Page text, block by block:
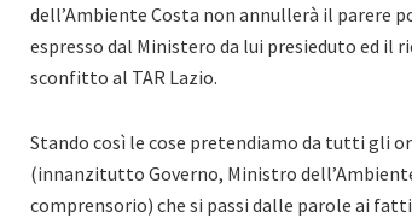
dell’Ambiente Costa non annullerà il parere
espresso dal Ministero da lui presieduto ed il
sconfitto al TAR Lazio.
Stando così le cose pretendiamo da tutti gli
(innanzitutto Governo, Ministro
comprensorio) che si passi dalle parole ai